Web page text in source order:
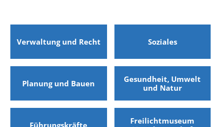
Verwaltung und Recht Soziales
Planung und Bauen
Gesundheit, Umwelt
und Natur
Freilichtmuseum